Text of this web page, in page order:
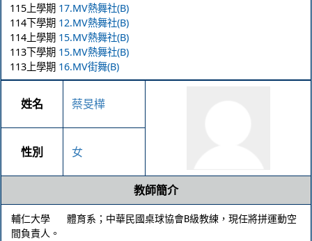
115上學期 17.MV熱舞社(B)
114下學期 12.MV熱舞社(B)
114上學期 15.MV熱舞社(B)
113下學期 15.MV熱舞社(B)
113上學期 16.MV街舞(B)
姓名 蔡旻樺
性別 女
教師簡介
輔仁大學   體育系；中華民國桌球協會B級教練，現任將拼運動空
間負責人。